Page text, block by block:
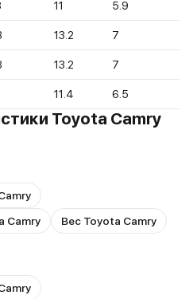
11 5.9
13.2 7
13.2 7
11.4 6.5
Toyota Camry
Camry
Вес Toyota Camry